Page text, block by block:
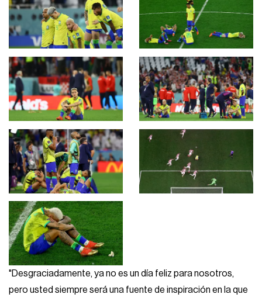
"Desgraciadamente, ya no es un día feliz para nosotros,
pero usted siempre será una fuente de inspiración en la que